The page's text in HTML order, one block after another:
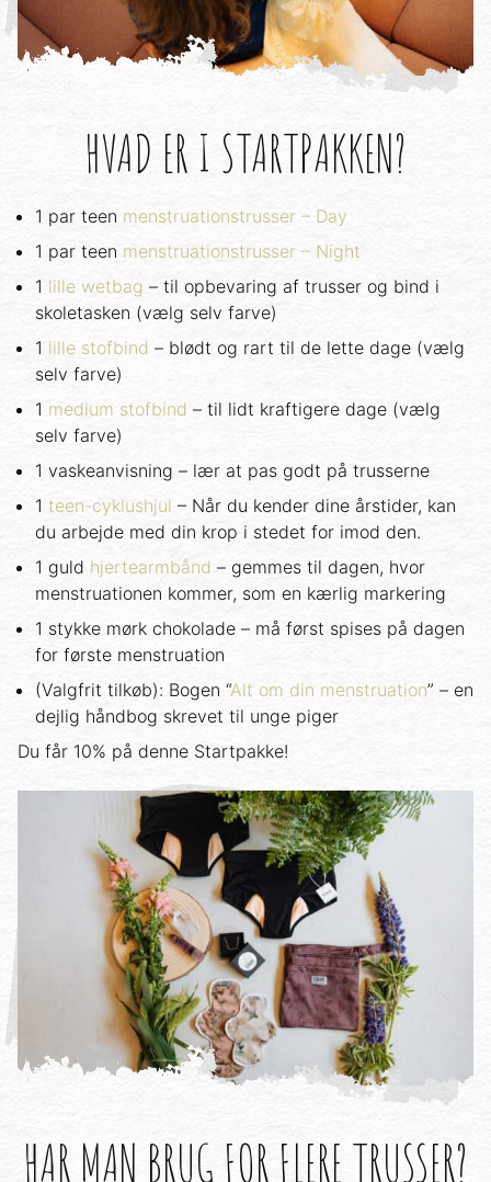
HVAD ER I STARTPAKKEN?
1 par teen menstruationstrusser – Day
1 par teen menstruationstrusser – Night
1 lille wetbag – til opbevaring af trusser og bind i
skoletasken (vælg selv farve)
1 lille stofbind – blødt og rart til de lette dage (vælg
selv farve)
1 medium stofbind – til lidt kraftigere dage (vælg
selv farve)
1 vaskeanvisning – lær at pas godt på trusserne
1 teen-cyklushjul – Når du kender dine årstider, kan
du arbejde med din krop i stedet for imod den.
1 guld hjertearmbånd – gemmes til dagen, hvor
menstruationen kommer, som en kærlig markering
1 stykke mørk chokolade – må først spises på dagen
for første menstruation
(Valgfrit tilkøb): Bogen “Alt om din menstruation” – en
dejlig håndbog skrevet til unge piger
Du får 10% på denne Startpakke!
HAR MAN BRUG FOR FLERE TRUSSER?